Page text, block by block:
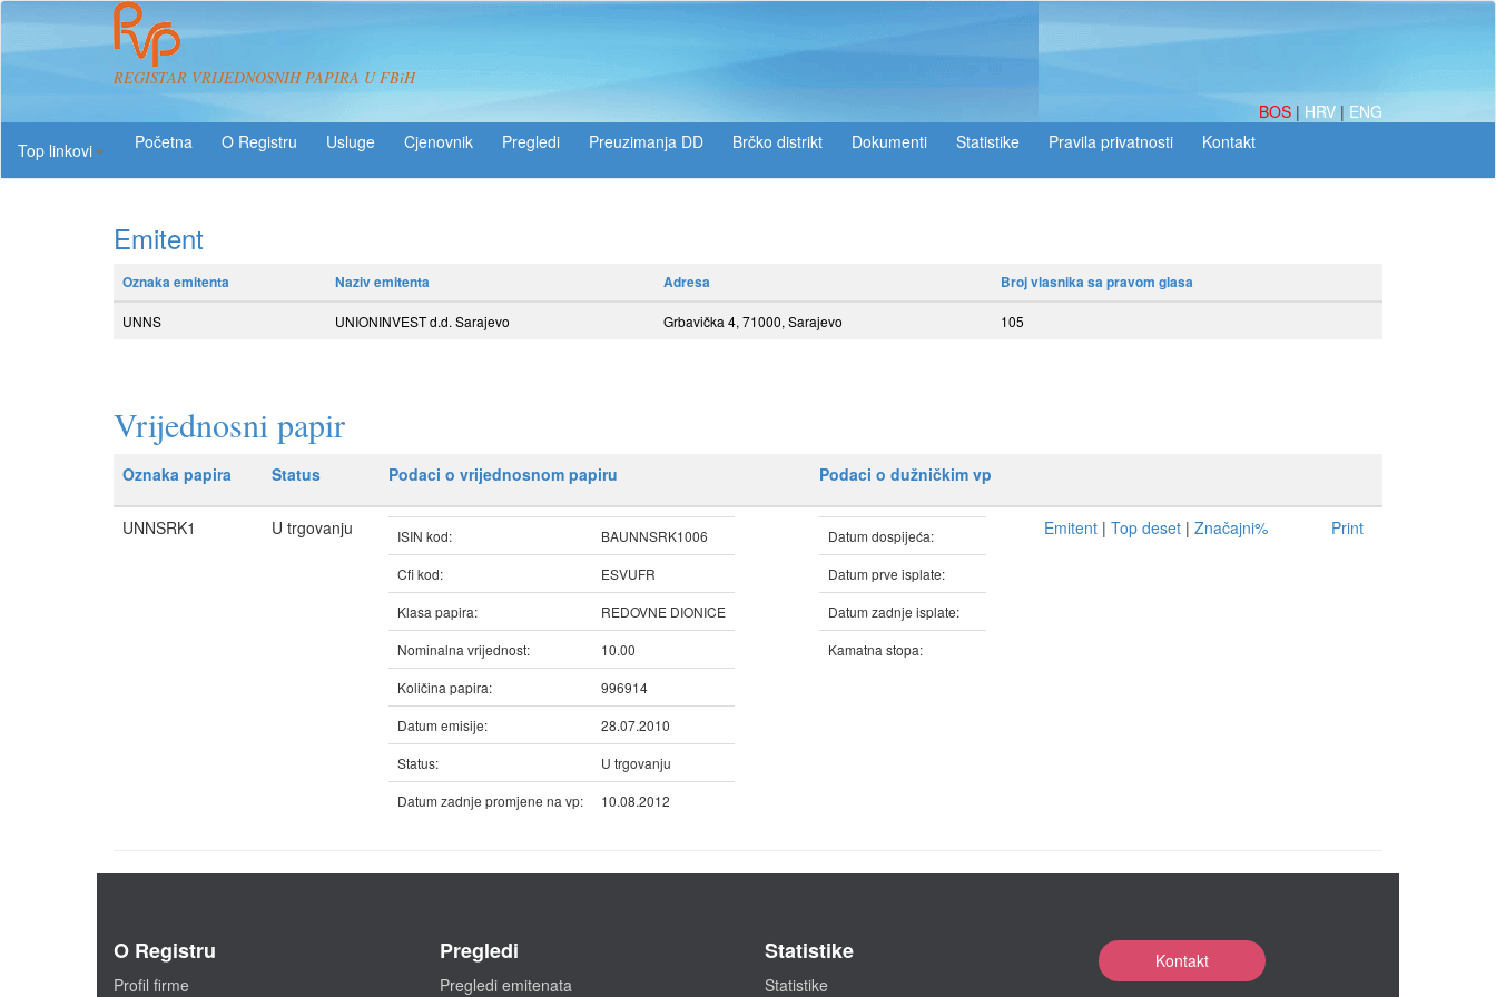
REGISTAR VRIJEDNOSNIH PAPIRA U FBiH
BOS | HRV | ENG
Top linkovi
O Registru Usluge Pregledi Preuzimanja DD Brčko distrikt Dokumenti Statistike
Emitent
Oznaka emitenta Naziv emitenta Adresa Broj vlasnika sa pravom glasa
UNNS UNIONINVEST d.d. Sarajevo Grbavička 4, 71000, Sarajevo 105
Vrijednosni papir
Oznaka papira Status Podaci o vrijednosnom papiru Podaci o dužničkim vp
UNNSRK1 U trgovanju ISIN kod:
BAUNNSRK1006
Cfi kod:
ESVUFR
Klasa papira:
REDOVNE DIONICE
Nominalna vrijednost:
10.00
Količina papira:
996914
Datum emisije:
28.07.2010
Status:
U trgovanju
Datum zadnje promjene na vp:
10.08.2012
Datum dospijeća:
Datum prve isplate:
Datum zadnje isplate:
Kamatna stopa:
Emitent | Top deset | Značajni% Print
O Registru
Profil firme
Pregledi
Pregledi emitenata
Statistike
Statistike
Kontakt